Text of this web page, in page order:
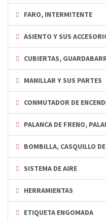
FARO, INTERMITENTE
ASIENTO Y SUS
CUBIERTAS,
MANILLAR Y SUS PARTES
CONMUTADOR DE
PALANCA DE FRENO,
BOMBILLA, CASQUILLO
SISTEMA DE AIRE
HERRAMIENTAS
ETIQUETA ENGOMADA